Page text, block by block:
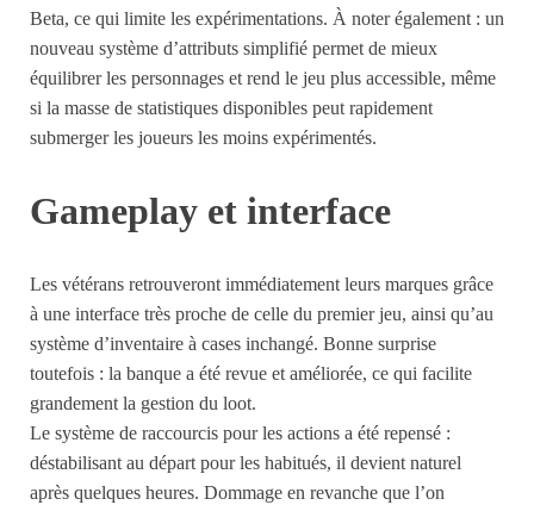
Beta, ce qui limite les expérimentations. À noter également : un
nouveau système d’attributs simplifié permet de mieux
équilibrer les personnages et rend le jeu plus accessible, même
si la masse de statistiques disponibles peut rapidement
submerger les joueurs les moins expérimentés.
Gameplay et interface
Les vétérans retrouveront immédiatement leurs marques grâce
à une interface très proche de celle du premier jeu, ainsi qu’au
système d’inventaire à cases inchangé. Bonne surprise
toutefois : la banque a été revue et améliorée, ce qui facilite
grandement la gestion du loot.
Le système de raccourcis pour les actions a été repensé :
déstabilisant au départ pour les habitués, il devient naturel
après quelques heures. Dommage en revanche que l’on